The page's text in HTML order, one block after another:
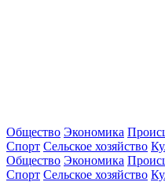
Общество Экономика
Спорт Сельское хозяйство
Общество Экономика
Спорт Сельское хозяйство